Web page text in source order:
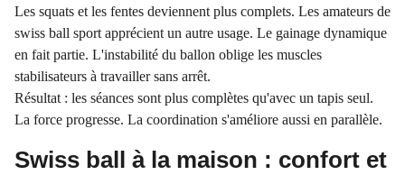
Les squats et les fentes deviennent plus complets. Les amateurs de
swiss ball sport apprécient un autre usage. Le gainage dynamique
en fait partie. L'instabilité du ballon oblige les muscles
stabilisateurs à travailler sans arrêt.
Résultat : les séances sont plus complètes qu'avec un tapis seul.
La force progresse. La coordination s'améliore aussi en parallèle.
Swiss ball à la maison : confort et